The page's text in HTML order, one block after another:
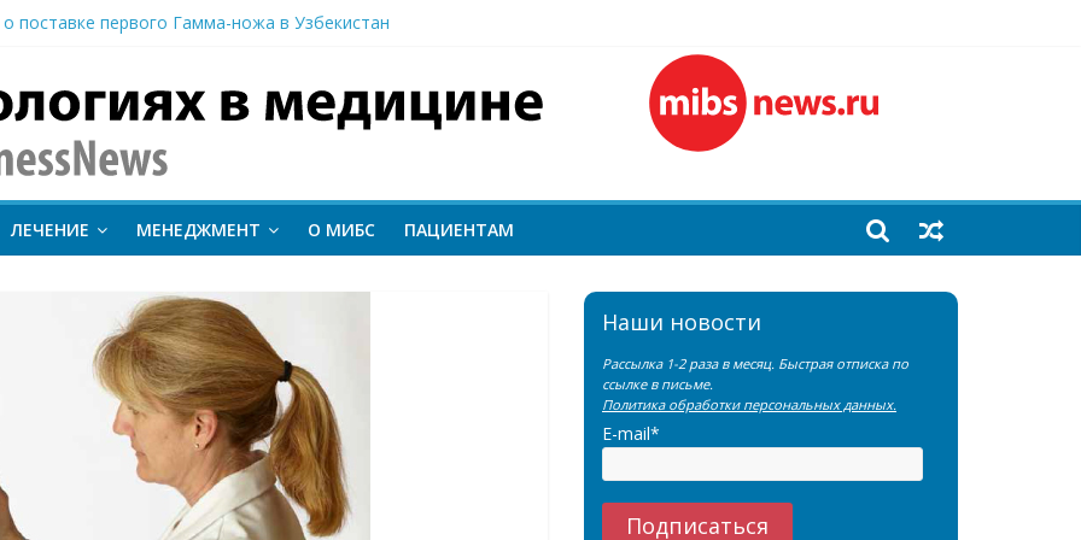
поставке первого Гамма-ножа в Узбекистан
и новый этап развития ядерной медицины: результаты конференции SNMMI
важно следить за состоянием сердечно-сосудистой системы?
ЛЕЧЕНИЕ МЕНЕДЖМЕНТ О МИБС ПАЦИЕНТАМ
Наши новости
Рассылка 1-2 раза в месяц. Быстрая отписка по
ссылке в письме.
Политика обработки персональных данных.
E-mail*